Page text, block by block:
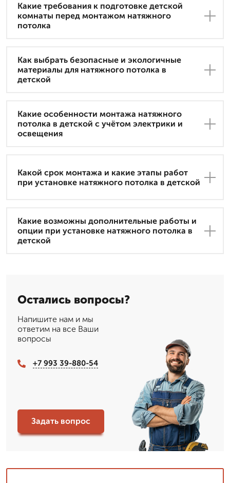
Какие требования к подготовке детской
комнаты перед монтажом натяжного
потолка
Как выбрать безопасные и экологичные
материалы для натяжного потолка в
детской
Какие особенности монтажа натяжного
потолка в детской с учётом электрики и
освещения
Какой срок монтажа и какие этапы работ
при установке натяжного потолка в детской
Какие возможны дополнительные работы и
опции при установке натяжного потолка в
детской
Остались вопросы?
Напишите нам и мы
ответим на все Ваши
вопросы
+7 993 39-880-54
Задать вопрос